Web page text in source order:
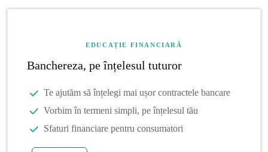
EDUCAȚIE FINANCIARĂ
Banchereza, pe înțelesul tuturor
Te ajutăm să înțelegi mai ușor contractele bancare
Vorbim în termeni simpli, pe înțelesul tău
Sfaturi financiare pentru consumatori